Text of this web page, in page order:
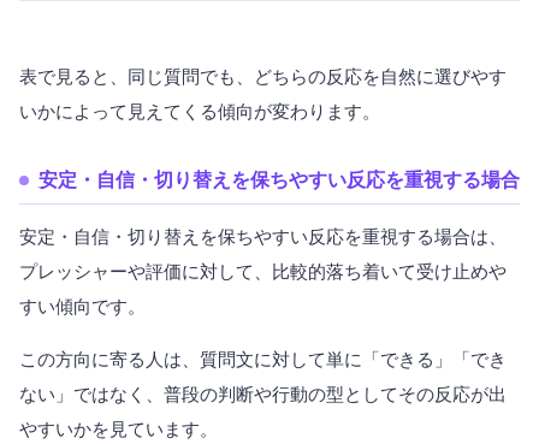
表で見ると、同じ質問でも、どちらの反応を自然に選びやす
いかによって見えてくる傾向が変わります。
安定・自信・切り替えを保ちやすい反応を重視する場合
安定・自信・切り替えを保ちやすい反応を重視する場合は、
プレッシャーや評価に対して、比較的落ち着いて受け止めや
すい傾向です。
この方向に寄る人は、質問文に対して単に「できる」「でき
ない」ではなく、普段の判断や行動の型としてその反応が出
やすいかを見ています。